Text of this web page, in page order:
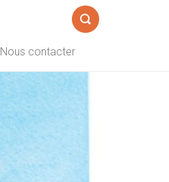
de
recherche
Nous contacter